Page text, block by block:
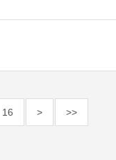
16 > >>